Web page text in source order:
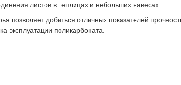
листов в теплицах и небольших навесах.
позволяет добиться отличных показателей
эксплуатации поликарбоната.